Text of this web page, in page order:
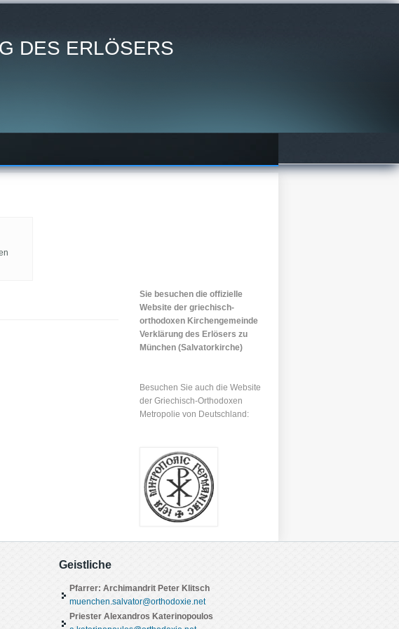
DES ERLÖSERS
Sie besuchen die offizielle
Website der griechisch-
orthodoxen Kirchengemeinde
Verklärung des Erlösers zu
München (Salvatorkirche)
Besuchen Sie auch die Website
der Griechisch-Orthodoxen
Metropolie von Deutschland:
Geistliche
Pfarrer: Archimandrit Peter Klitsch
muenchen.salvator@orthodoxie.net
Priester Alexandros Katerinopoulos